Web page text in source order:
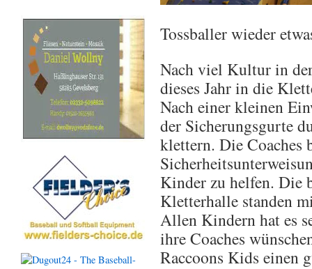
Tossballer wieder
Nach viel Kultur in
dieses Jahr in die
Nach einer kleinen
der Sicherungsgurte
klettern. Die Coaches
Kinder zu helfen. Die
Kletterhalle standen
Allen Kindern hat es
ihre Coaches
Raccoons Kids einen